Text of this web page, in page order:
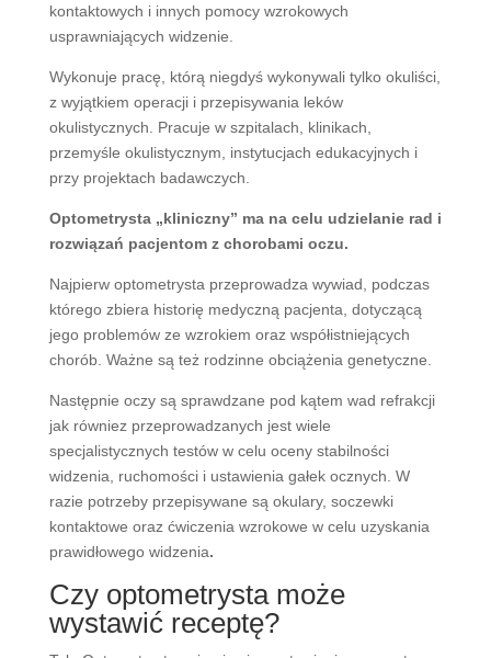
kontaktowych i innych pomocy wzrokowych
usprawniających widzenie.
Wykonuje pracę, którą niegdyś wykonywali tylko okuliści,
z wyjątkiem operacji i przepisywania leków
okulistycznych. Pracuje w szpitalach, klinikach,
przemyśle okulistycznym, instytucjach edukacyjnych i
przy projektach badawczych.
Optometrysta „kliniczny” ma na celu udzielanie rad i
rozwiązań pacjentom z chorobami oczu.
Najpierw optometrysta przeprowadza wywiad, podczas
którego zbiera historię medyczną pacjenta, dotyczącą
jego problemów ze wzrokiem oraz współistniejących
chorób. Ważne są też rodzinne obciążenia genetyczne.
Następnie oczy są sprawdzane pod kątem wad refrakcji
jak równiez przeprowadzanych jest wiele
specjalistycznych testów w celu oceny stabilności
widzenia, ruchomości i ustawienia gałek ocznych. W
razie potrzeby przepisywane są okulary, soczewki
kontaktowe oraz ćwiczenia wzrokowe w celu uzyskania
prawidłowego widzenia.
Czy optometrysta może
wystawić receptę?